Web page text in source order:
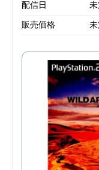
配信日 未
販売価格 未